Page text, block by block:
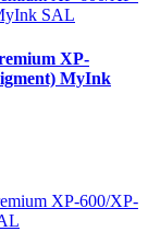
XP-
MyInk